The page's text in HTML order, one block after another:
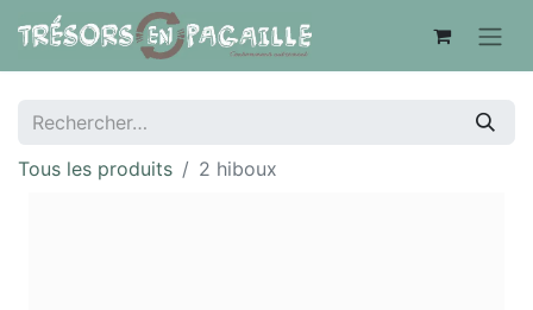
Tous les produits 2 hiboux